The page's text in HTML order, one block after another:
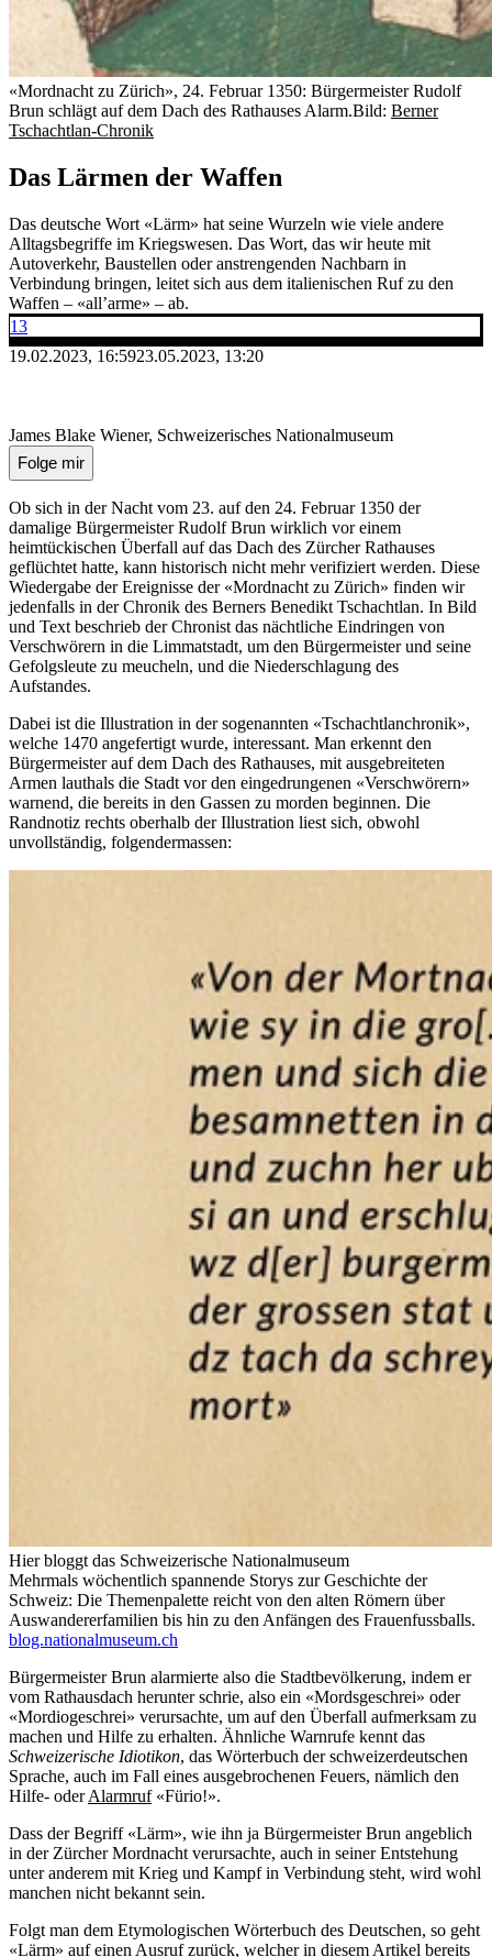
«Mordnacht zu Zürich», 24. Februar 1350: Bürgermeister Rudolf
Brun schlägt auf dem Dach des Rathauses Alarm.Bild: Berner
Tschachtlan-Chronik
Das Lärmen der Waffen
Das deutsche Wort «Lärm» hat seine Wurzeln wie viele andere
Alltagsbegriffe im Kriegswesen. Das Wort, das wir heute mit
Autoverkehr, Baustellen oder anstrengenden Nachbarn in
Verbindung bringen, leitet sich aus dem italienischen Ruf zu den
Waffen – «all’arme» – ab.
13
19.02.2023, 16:5923.05.2023, 13:20
James Blake Wiener, Schweizerisches Nationalmuseum
Folge mir
Ob sich in der Nacht vom 23. auf den 24. Februar 1350 der
damalige Bürgermeister Rudolf Brun wirklich vor einem
heimtückischen Überfall auf das Dach des Zürcher Rathauses
geflüchtet hatte, kann historisch nicht mehr verifiziert werden. Diese
Wiedergabe der Ereignisse der «Mordnacht zu Zürich» finden wir
jedenfalls in der Chronik des Berners Benedikt Tschachtlan. In Bild
und Text beschrieb der Chronist das nächtliche Eindringen von
Verschwörern in die Limmatstadt, um den Bürgermeister und seine
Gefolgsleute zu meucheln, und die Niederschlagung des
Aufstandes.
Dabei ist die Illustration in der sogenannten «Tschachtlanchronik»,
welche 1470 angefertigt wurde, interessant. Man erkennt den
Bürgermeister auf dem Dach des Rathauses, mit ausgebreiteten
Armen lauthals die Stadt vor den eingedrungenen «Verschwörern»
warnend, die bereits in den Gassen zu morden beginnen. Die
Randnotiz rechts oberhalb der Illustration liest sich, obwohl
unvollständig, folgendermassen:
Hier bloggt das Schweizerische Nationalmuseum
Mehrmals wöchentlich spannende Storys zur Geschichte der
Schweiz: Die Themenpalette reicht von den alten Römern über
Auswandererfamilien bis hin zu den Anfängen des Frauenfussballs.
blog.nationalmuseum.ch
Bürgermeister Brun alarmierte also die Stadtbevölkerung, indem er
vom Rathausdach herunter schrie, also ein «Mordsgeschrei» oder
«Mordiogeschrei» verursachte, um auf den Überfall aufmerksam zu
machen und Hilfe zu erhalten. Ähnliche Warnrufe kennt das
Schweizerische Idiotikon, das Wörterbuch der schweizerdeutschen
Sprache, auch im Fall eines ausgebrochenen Feuers, nämlich den
Hilfe- oderAlarmruf«Fürio!».
Dass der Begriff «Lärm», wie ihn ja Bürgermeister Brun angeblich
in der Zürcher Mordnacht verursachte, auch in seiner Entstehung
unter anderem mit Krieg und Kampf in Verbindung steht, wird wohl
manchen nicht bekannt sein.
Folgt man dem Etymologischen Wörterbuch des Deutschen, so geht
«Lärm» auf einen Ausruf zurück, welcher in diesem Artikel bereits